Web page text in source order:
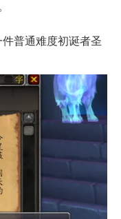
普通难度初诞者圣